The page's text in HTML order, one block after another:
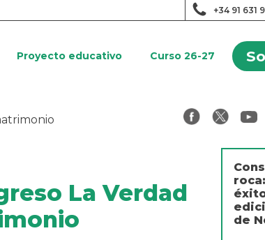
+34 91 631
Proyecto educativo Curso 26-27
La Verdad
de